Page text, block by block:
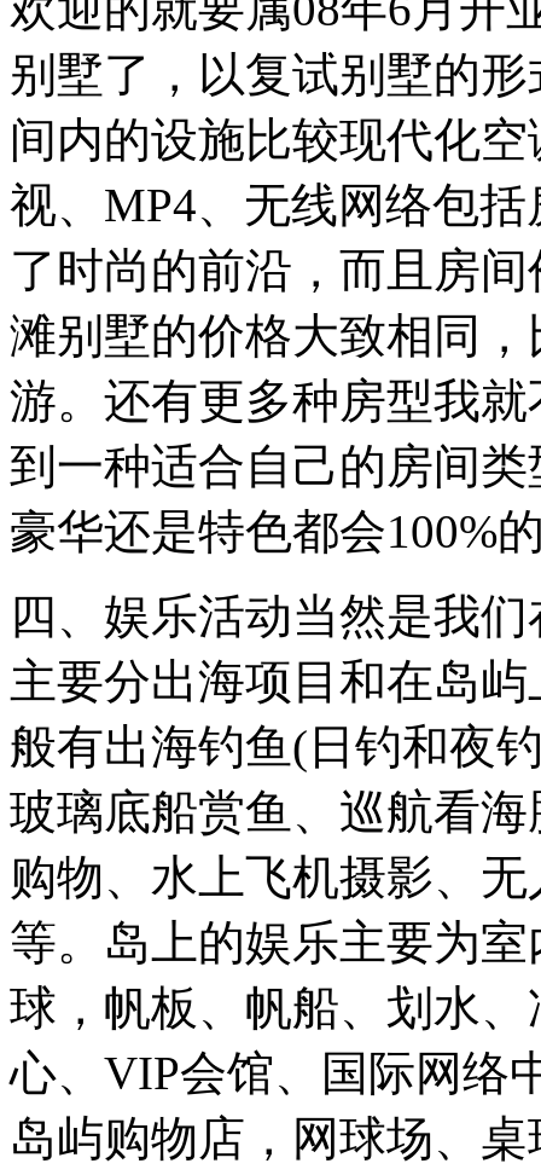
别墅了，以复试别墅的
间内的设施比较现代化
视、MP4、无线网络包
了时尚的前沿，而且房
滩别墅的价格大致相同
游。还有更多种房型我
到一种适合自己的房间
豪华还是特色都会100%
四、娱乐活动当然是我
主要分出海项目和在岛
般有出海钓鱼(日钓和夜
玻璃底船赏鱼、巡航看
购物、水上飞机摄影、
等。岛上的娱乐主要为
球，帆板、帆船、划水
心、VIP会馆、国际网络
岛屿购物店，网球场、